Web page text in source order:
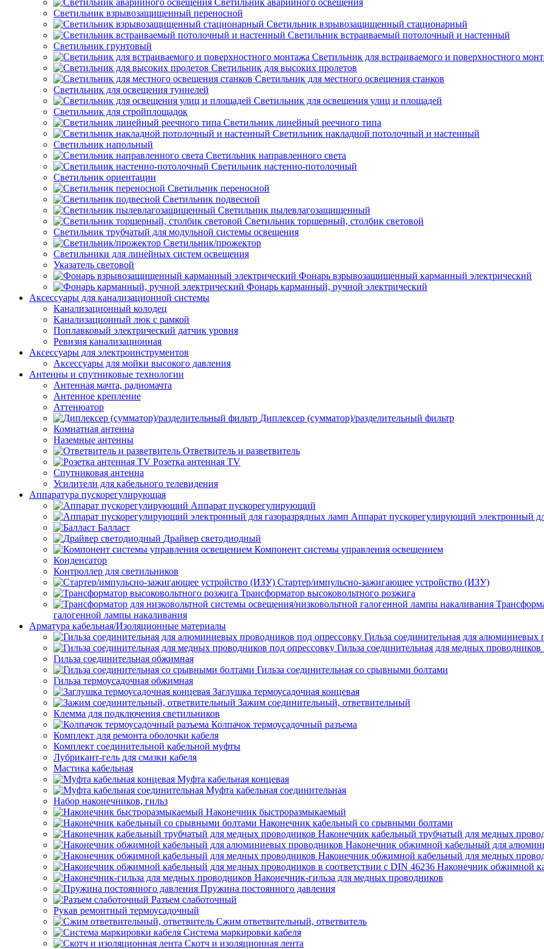
Светильник аварийного освещения
Светильник взрывозащищенный переносной
Светильник взрывозащищенный стационарный
Светильник встраиваемый потолочный и настенный
Светильник грунтовый
Светильник для встраиваемого и поверхностного
Светильник для высоких пролетов
Светильник для местного освещения станков
Светильник для освещения туннелей
Светильник для освещения улиц и площадей
Светильник для стройплощадок
Светильник линейный реечного типа
Светильник накладной потолочный и настенный
Светильник напольный
Светильник направленного света
Светильник настенно-потолочный
Светильник ориентации
Светильник переносной
Светильник подвесной
Светильник пылевлагозащищенный
Светильник торшерный, столбик световой
Светильник трубчатый для модульной системы освещения
Светильник/прожектор
Светильники для линейных систем освещения
Указатель световой
Фонарь взрывозащищенный карманный электрический
Фонарь карманный, ручной электрический
Аксессуары для канализационной системы
Канализационный колодец
Канализационный люк с рамкой
Поплавковый электрический датчик уровня
Ревизия канализационная
Аксессуары для электроинструментов
Аксессуары для мойки высокого давления
Антенны и спутниковые технологии
Антенная мачта, радиомачта
Антенное крепление
Аттенюатор
Диплексер (сумматор)/разделительный фильтр
Комнатная антенна
Наземные антенны
Ответвитель и разветвитель
Розетка антенная TV
Спутниковая антенна
Усилители для кабельного телевидения
Аппаратура пускорегулирующая
Аппарат пускорегулирующий
Аппарат пускорегулирующий электронный
Балласт
Драйвер светодиодный
Компонент системы управления освещением
Конденсатор
Контроллер для светильников
Стартер/импульсно-зажигающее устройство (ИЗУ)
Трансформатор высоковольтного розжига
галогенной лампы накаливания
Арматура кабельная/Изоляционные материалы
Гильза соединительная для алюминиевых
Гильза соединительная для медных проводников
Гильза соединительная обжимная
Гильза соединительная со срывными болтами
Гильза термоусадочная обжимная
Заглушка термоусадочная концевая
Зажим соединительный, ответвительный
Клемма для подключения светильников
Колпачок термоусадочный разъема
Комплект для ремонта оболочки кабеля
Комплект соединительной кабельной муфты
Лубрикант-гель для смазки кабеля
Мастика кабельная
Муфта кабельная концевая
Муфта кабельная соединительная
Набор наконечников, гильз
Наконечник быстроразмыкаемый
Наконечник кабельный со срывными болтами
Наконечник кабельный трубчатый для медных
Наконечник обжимной кабельный для
Наконечник обжимной кабельный для медных
Наконечник обжимной
Наконечник-гильза для медных проводников
Пружина постоянного давления
Разъем слаботочный
Рукав ремонтный термоусадочный
Сжим ответвительный, ответвитель
Система маркировки кабеля
Скотч и изоляционная лента